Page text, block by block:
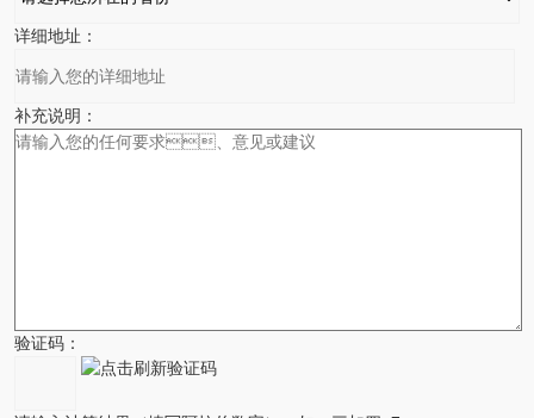
详细地址：
补充说明：
验证码：